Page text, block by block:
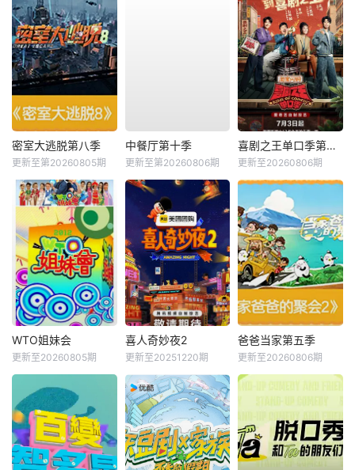
密室大逃脱第八季
更新至第20260805期
中餐厅第十季
更新至第20260806期
喜剧之王单口季第三季
更新至20260806期
WTO姐妹会
更新至20260805期
喜人奇妙夜2
更新至20251220期
爸爸当家第五季
更新至20260806期